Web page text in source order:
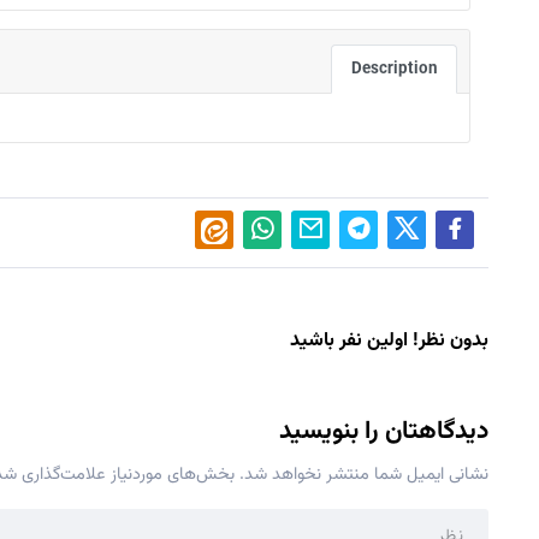
Description
بدون نظر! اولین نفر باشید
دیدگاهتان را بنویسید
نشانی ایمیل شما منتشر نخواهد شد. بخش‌های موردنیاز علامت‌گذاری